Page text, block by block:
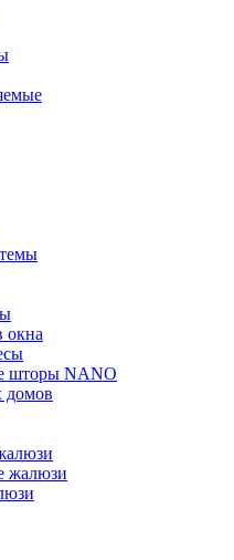
окна
шторы NANO
домов
жалюзи